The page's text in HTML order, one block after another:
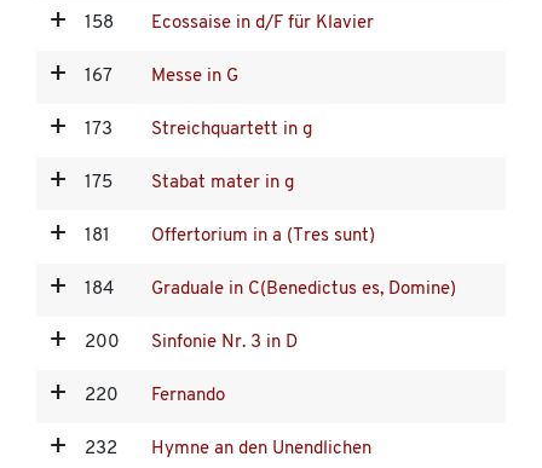
158 Ecossaise in d/F für Klavier
167 Messe in G
173 Streichquartett in g
175 Stabat mater in g
181 Offertorium in a (Tres sunt)
184 Graduale in C(Benedictus es, Domine)
200 Sinfonie Nr. 3 in D
220 Fernando
232 Hymne an den Unendlichen